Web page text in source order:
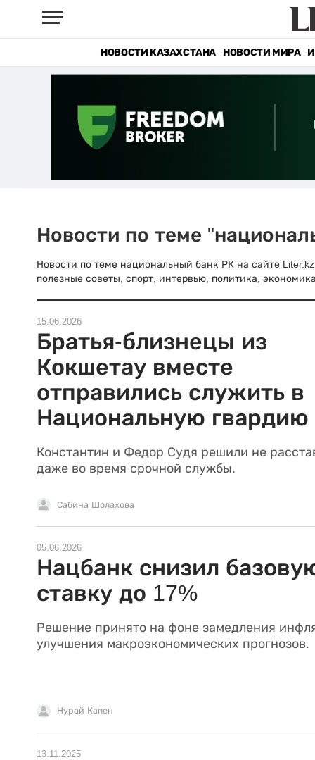
НОВОСТИ КАЗАХСТАНА НОВОСТИ МИРА
Новости по теме
Новости по теме национальный банк РК на сайте
полезные советы, спорт, интервью, политика,
15.06.2026
Братья-близнецы из
Кокшетау вместе
отправились служить в
Национальную гвардию
Константин и Федор Судя решили не
даже во время срочной службы.
Сабина Шолахова
05.06.2026
Нацбанк снизил
ставку до 17%
Решение принято на фоне замедления
улучшения макроэкономических прогнозов.
Нурай Капен
13.11.2025